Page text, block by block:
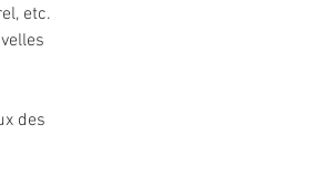
etc.
des